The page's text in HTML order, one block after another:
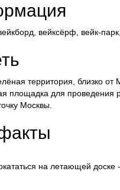
вейксёрф, вейк-
территория, близко
площадка для
Москвы.
на летающей